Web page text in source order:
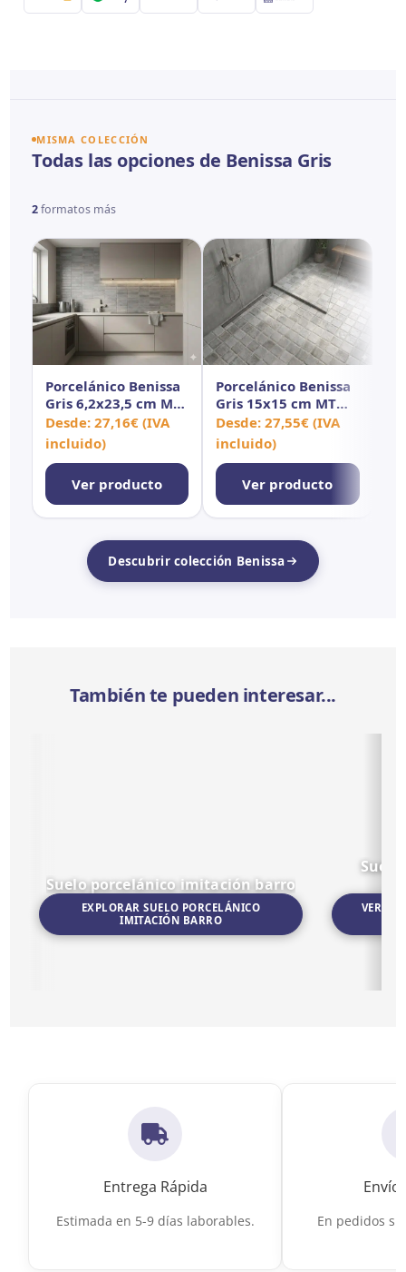
MISMA COLECCIÓN
Todas las opciones de Benissa Gris
2formatos más
Porcelánico Benissa
Gris 6,2x23,5 cm MT
Antid
Desde:27,16€ (IVA
incluido)
Ver producto
Porcelánico Benissa
Gris 15x15 cm MT
Antid
Desde:27,55€ (IVA
incluido)
Ver producto
Descubrir colección Benissa
También te pueden interesar...
Suelo porcelánico imitación barro
EXPLORAR SUELO PORCELÁNICO
IMITACIÓN BARRO
VER
Entrega Rápida
Estimada en 5-9 días laborables. En pedidos